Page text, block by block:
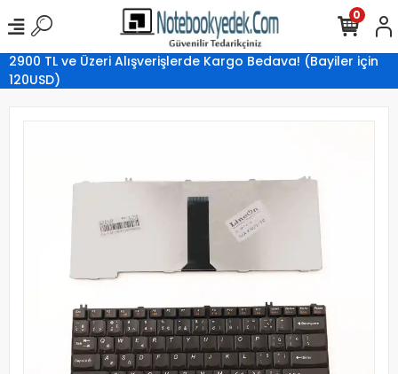
2900 TL ve Üzeri Alışverişlerde Kargo Bedava! (Bayiler için
120USD)
0